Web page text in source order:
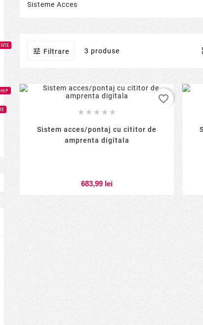
Sisteme Acces
 Filtrare 3 produse
    
Sistem acces/pontaj cu cititor de
amprenta digitala
683,99 lei
favorite_border